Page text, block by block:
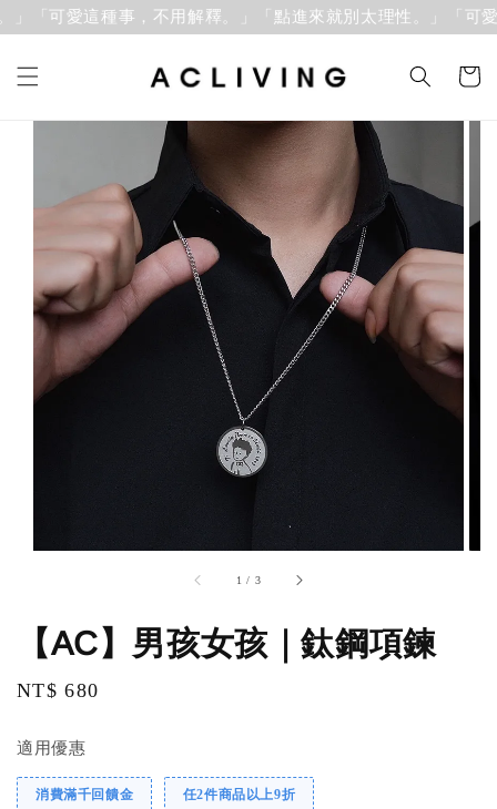
「可愛這種事，不用解釋。」 「點進來就別太理性。」「可愛
1 / 3
【AC】男孩女孩｜鈦鋼項鍊
Regular
NT$ 680
適用優惠
消費滿千回饋金 任2件商品以上9折